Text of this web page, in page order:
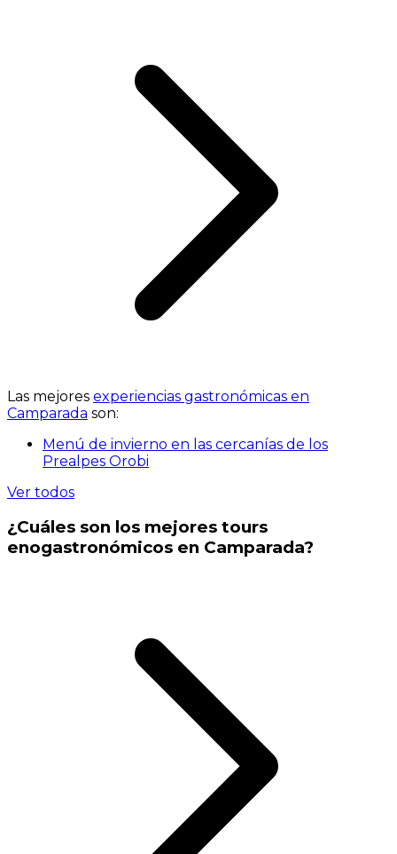
Las mejores experiencias gastronómicas en
Camparada son:
Menú de invierno en las cercanías de los
Prealpes Orobi
Ver todos
¿Cuáles son los mejores tours
enogastronómicos en Camparada?